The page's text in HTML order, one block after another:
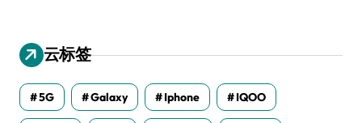
云标签
5G Galaxy Iphone IQOO